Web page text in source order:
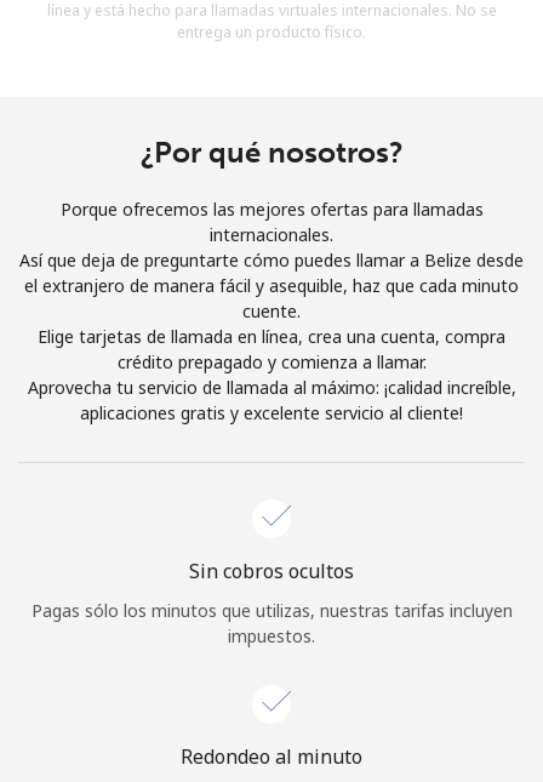
Al abrir una cuenta en este sitio web, estoy de acuerdo con
Términos y condiciones.
¡Hola!
Inicia sesión oREGÍSTRATE →
Iniciar Sesión
o
Continuar con
línea y está hecho para llamadas virtuales internacionales. No se
entrega un producto físico.
¿Por qué nosotros?
Porque ofrecemos las mejores ofertas para llamadas
internacionales.
Así que deja de preguntarte cómo puedes llamar a Belize desde
el extranjero de manera fácil y asequible, haz que cada minuto
cuente.
Elige tarjetas de llamada en línea, crea una cuenta, compra
crédito prepagado y comienza a llamar.
Aprovecha tu servicio de llamada al máximo: ¡calidad increíble,
aplicaciones gratis y excelente servicio al cliente!
Sin cobros ocultos
Pagas sólo los minutos que utilizas, nuestras tarifas incluyen
impuestos.
Redondeo al minuto